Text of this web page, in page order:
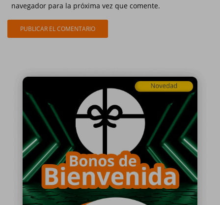
navegador para la próxima vez que comente.